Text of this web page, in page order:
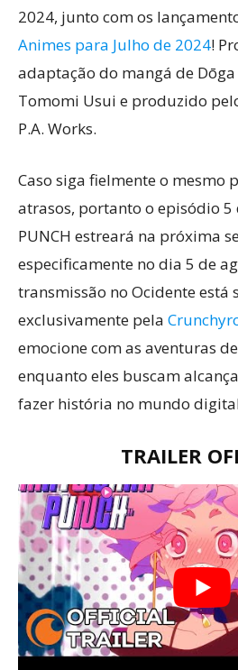
2024, junto com os
Animes para Julho de 2024!
adaptação do mangá de Dōga
Tomomi Usui e produzido
P.A. Works.
Caso siga fielmente o mesmo
atrasos, portanto o episódio 5
PUNCH estreará na próxima
especificamente no dia 5 de
transmissão no Ocidente está
exclusivamente pela
emocione com as aventuras
enquanto eles buscam
fazer história no mundo
TRAILER